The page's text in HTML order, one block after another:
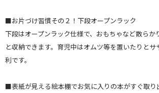
■お片づけ習慣その２！下段オープンラック
下段はオープンラック仕様で、おもちゃなど散らか
と収納できます。育児中はオムツ等を置いたりと
利です。
■表紙が見える絵本棚でお気に入りの本がすぐ取り